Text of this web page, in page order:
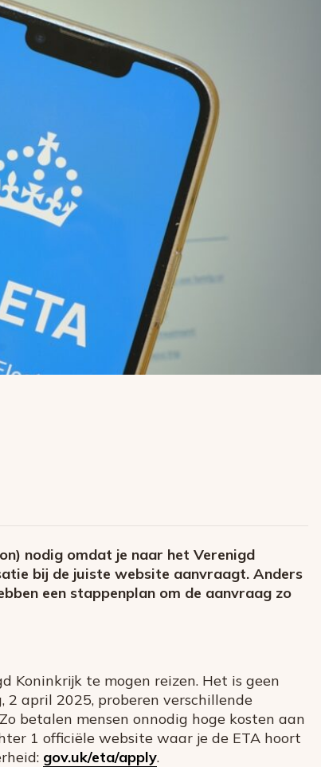
nodig omdat je naar het Verenigd
bij de juiste website aanvraagt. Anders
een stappenplan om de aanvraag zo
Koninkrijk te mogen reizen. Het is geen
2 april 2025, proberen verschillende
betalen mensen onnodig hoge kosten aan
1 officiële website waar je de ETA hoort
gov.uk/eta/apply.